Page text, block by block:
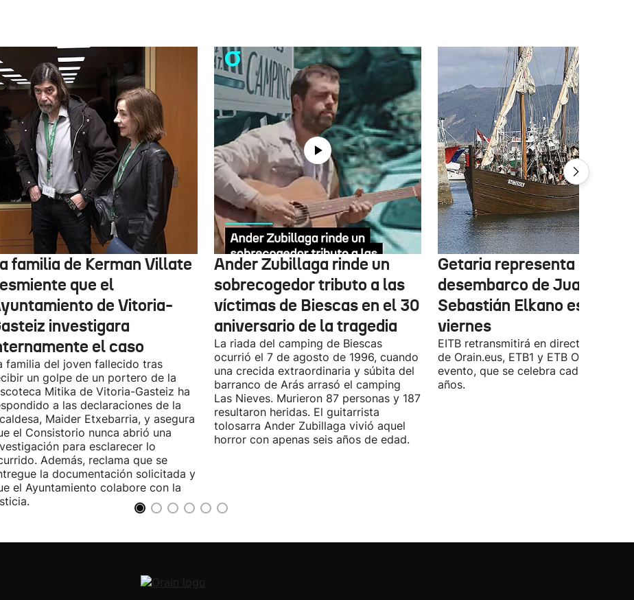
familia de Kerman Villate
que el
de Vitoria-
investigara
el caso
familia del joven fallecido tras
un golpe de un portero de la
Mitika de Vitoria-Gasteiz ha
a las declaraciones de la
Maider Etxebarria, y asegura
el Consistorio nunca abrió una
para esclarecer lo
Además, reclama que se
la documentación solicitada y
el Ayuntamiento colabore con la
Ander Zubillaga rinde un
sobrecogedor tributo a las
víctimas de Biescas en el 30
aniversario de la tragedia
La riada del camping de Biescas
ocurrió el 7 de agosto de 1996, cuando
una crecida extraordinaria y súbita del
barranco de Arás arrasó el camping
Las Nieves. Murieron 87 personas y 187
resultaron heridas. El guitarrista
tolosarra Ander Zubillaga vivió aquel
horror con apenas seis años de edad.
Getaria representa el
desembarco de Juan
Sebastián Elkano este
viernes
EITB retransmitirá en directo a través
de Orain.eus, ETB1 y ETB ON este
evento, que se celebra cada cuatro
años.